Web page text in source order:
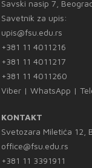
Savski nasip 7,
Savetnik za upis:
upis@fsu.edu.rs
+381 11 4011216
+381 11 4011217
+381 11 4011260
Viber | WhatsApp |
KONTAKT
Svetozara Miletića 12,
office@fsu.edu.rs
+381 11 3391911